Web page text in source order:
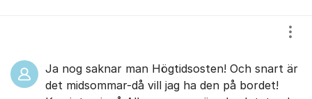
Ja nog saknar man Högtidsosten! Och snart är
det midsommar-då vill jag ha den på bordet!